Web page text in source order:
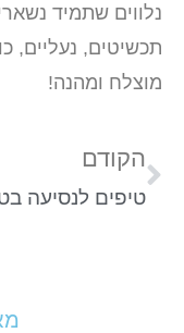
נלווים שתמיד
תכשיטים, נעליים,
מוצלח ומהנה!
הקודם